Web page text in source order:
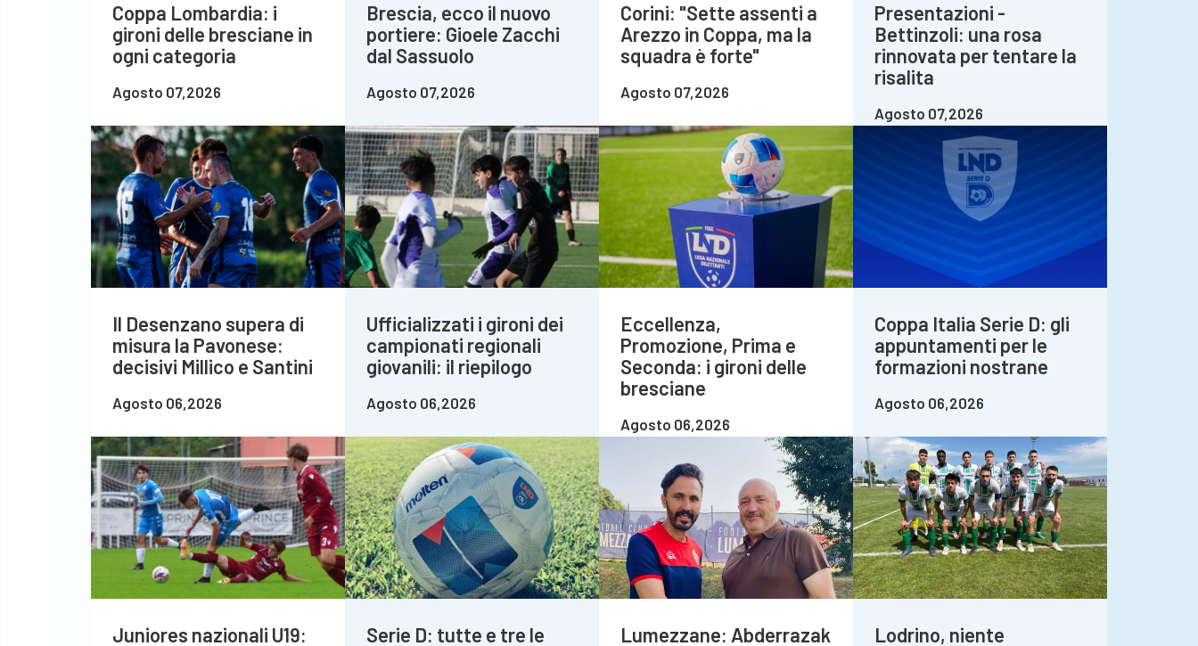
Coppa Lombardia: i
gironi delle bresciane in
ogni categoria
Agosto 07,2026
Brescia, ecco il nuovo
portiere: Gioele Zacchi
dal Sassuolo
Agosto 07,2026
Corini: "Sette assenti a
Arezzo in Coppa, ma la
squadra è forte"
Agosto 07,2026
Presentazioni -
Bettinzoli: una rosa
rinnovata per tentare la
risalita
Agosto 07,2026
Il Desenzano supera di
misura la Pavonese:
decisivi Millico e Santini
Agosto 06,2026
Ufficializzati i gironi dei
campionati regionali
giovanili: il riepilogo
Agosto 06,2026
Eccellenza,
Promozione, Prima e
Seconda: i gironi delle
bresciane
Agosto 06,2026
Coppa Italia Serie D: gli
appuntamenti per le
formazioni nostrane
Agosto 06,2026
Juniores nazionali U19:
Serie D: tutte e tre le
Lumezzane: Abderrazak
Lodrino, niente